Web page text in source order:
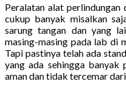
Peralatan alat
cukup banyak misalkan
sarung tangan dan yang
masing-masing pada lab di
Tapi pastinya telah ada
yang ada sehingga
aman dan tidak tercemar